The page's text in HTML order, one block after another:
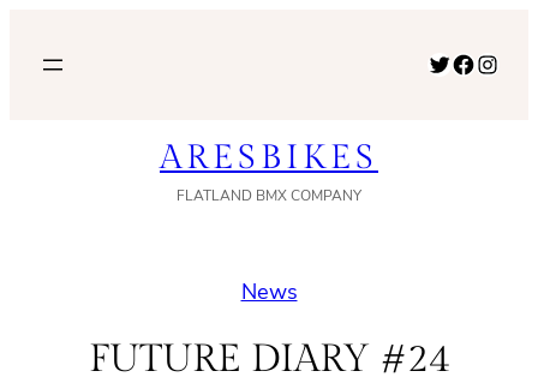
Twitter Facebook Instagram
ARESBIKES
FLATLAND BMX COMPANY
News
FUTURE DIARY #24